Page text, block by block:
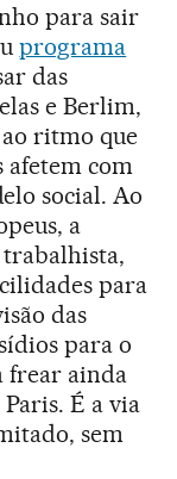
para sair
programa
das
e Berlim,
ritmo que
afetem com
social. Ao
a
para
das
para o
frear ainda
É a via
sem